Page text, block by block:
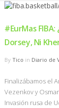
#EurMas FIBA:
Dorsey, Ni
By Tico in Diario de
Finalizábamos el
Vezenkov y
Invasión rusa de